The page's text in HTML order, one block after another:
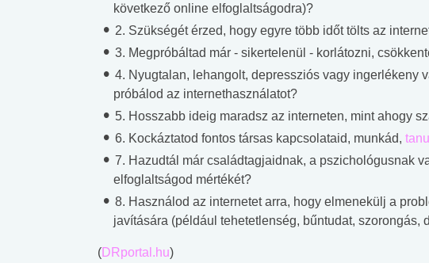
következő online elfoglaltságodra)?
2. Szükségét érzed, hogy egyre több időt tölts az
3. Megpróbáltad már - sikertelenül - korlátozni,
4. Nyugtalan, lehangolt, depressziós vagy ingerlékeny
próbálod az internethasználatot?
5. Hosszabb ideig maradsz az interneten, mint ahogy
6. Kockáztatod fontos társas kapcsolataid, munkád,
7. Hazudtál már családtagjaidnak, a pszichológusnak
elfoglaltságod mértékét?
8. Használod az internetet arra, hogy elmenekülj a
javítására (például tehetetlenség, bűntudat, szorongás,
(DRportal.hu)